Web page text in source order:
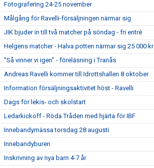
Fotografering 24-25 november
Målgång för Ravelli-försäljningen närmar sig
JIK bjuder in till två matcher på söndag - fri entré
Helgens matcher - Halva potten närmar sig 25 000 kr
"Så vinner vi igen" - föreläsning i Tranås
Andreas Ravelli kommer till Idrottshallen 8 oktober
Information försäljningsaktivitet höst - Ravelli
Dags för lekis- och skolstart
Ledarkickoff - Röda Tråden med hjärta för IBF
Innebandymässa torsdag 28 augusti
Innebandyburen
Inskrivning av nya barn 4-7 år